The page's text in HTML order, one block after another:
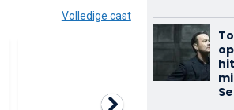
Volledige cast